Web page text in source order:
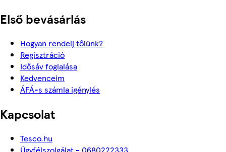
Első bevásárlás
Hogyan rendelj tőlünk?
Regisztráció
Idősáv foglalása
Kedvenceim
ÁFÁ-s számla igénylés
Kapcsolat
Tesco.hu